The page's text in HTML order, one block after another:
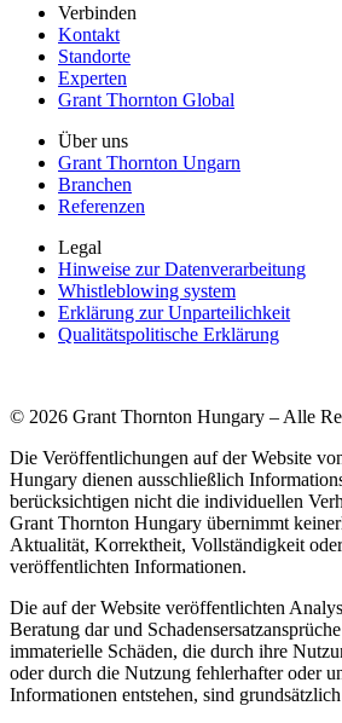
Verbinden
Kontakt
Standorte
Experten
Grant Thornton Global
Über uns
Grant Thornton Ungarn
Branchen
Referenzen
Legal
Hinweise zur Datenverarbeitung
Whistleblowing system
Erklärung zur Unparteilichkeit
Qualitätspolitische Erklärung
© 2026 Grant Thornton Hungary – Alle
Die Veröffentlichungen auf der Website
Hungary dienen ausschließlich
berücksichtigen nicht die individuellen
Grant Thornton Hungary übernimmt
Aktualität, Korrektheit, Vollständigkeit
veröffentlichten Informationen.
Die auf der Website veröffentlichten
Beratung dar und
immaterielle Schäden, die durch ihre
oder durch die Nutzung fehlerhafter oder
Informationen entstehen, sind grundsätzlich